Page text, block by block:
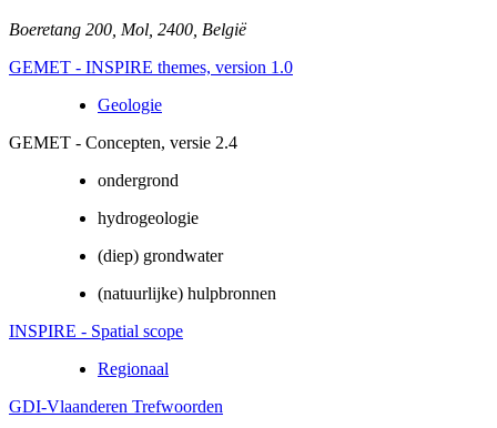
Boeretang 200 Mol 2400 België
GEMET - INSPIRE themes, version 1.0
Geologie
GEMET - Concepten, versie 2.4
ondergrond
hydrogeologie
(diep) grondwater
(natuurlijke) hulpbronnen
INSPIRE - Spatial scope
Regionaal
GDI-Vlaanderen Trefwoorden